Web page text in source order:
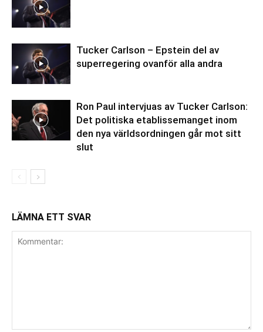
Tucker Carlson – Epstein del av
superregering ovanför alla andra
Ron Paul intervjuas av Tucker Carlson:
Det politiska etablissemanget inom
den nya världsordningen går mot sitt
slut
LÄMNA ETT SVAR